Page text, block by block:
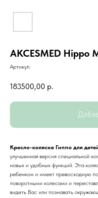
AKCESMED Hippo
Артикул:
183500,00 р.
Кресло-коляска Гиппо для
улучшенная версия специальной
новых и удобных функций. Эта
ребенком и имеет превосходную
поворотными колесами и
видеть Вас или познавать